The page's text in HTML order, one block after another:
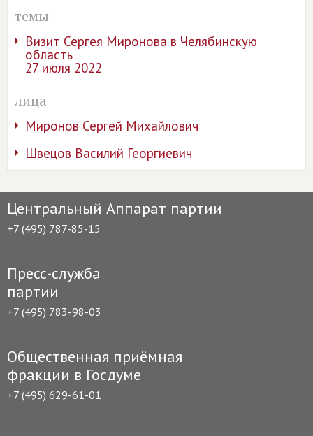
темы
Визит Сергея Миронова в Челябинскую
область
27 июля 2022
лица
Миронов Сергей Михайлович
Швецов Василий Георгиевич
Центральный Аппарат партии
+7 (495) 787-85-15
Пресс-служба
партии
+7 (495) 783-98-03
Общественная приёмная
фракции в Госдуме
+7 (495) 629-61-01